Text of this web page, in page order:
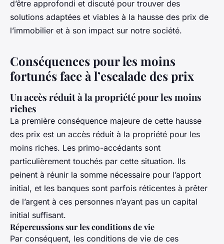
d’être approfondi et discuté pour trouver des
solutions adaptées et viables à la hausse des prix de
l’immobilier et à son impact sur notre société.
Conséquences pour les moins
fortunés face à l’escalade des prix
Un accès réduit à la propriété pour les moins
riches
La première conséquence majeure de cette hausse
des prix est un accès réduit à la propriété pour les
moins riches. Les primo-accédants sont
particulièrement touchés par cette situation. Ils
peinent à réunir la somme nécessaire pour l’apport
initial, et les banques sont parfois réticentes à prêter
de l’argent à ces personnes n’ayant pas un capital
initial suffisant.
Répercussions sur les conditions de vie
Par conséquent, les conditions de vie de ces